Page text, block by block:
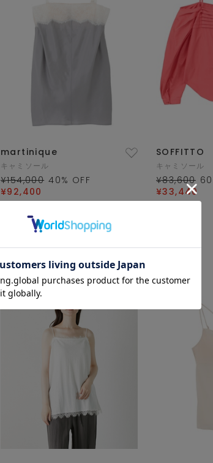
martinique
キャミソール
¥154,000 40% OFF
¥92,400
SOFFITTO
キャミソール
¥83,600 60
¥33,440